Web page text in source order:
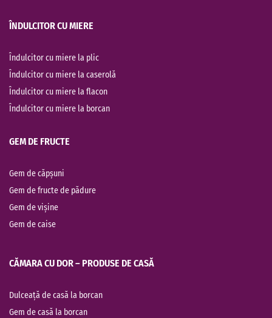
ÎNDULCITOR CU MIERE
Îndulcitor cu miere la plic
Îndulcitor cu miere la caserolă
Îndulcitor cu miere la flacon
Îndulcitor cu miere la borcan
GEM DE FRUCTE
Gem de căpșuni
Gem de fructe de pădure
Gem de vișine
Gem de caise
CĂMARA CU DOR – PRODUSE DE CASĂ
Dulceață de casă la borcan
Gem de casă la borcan